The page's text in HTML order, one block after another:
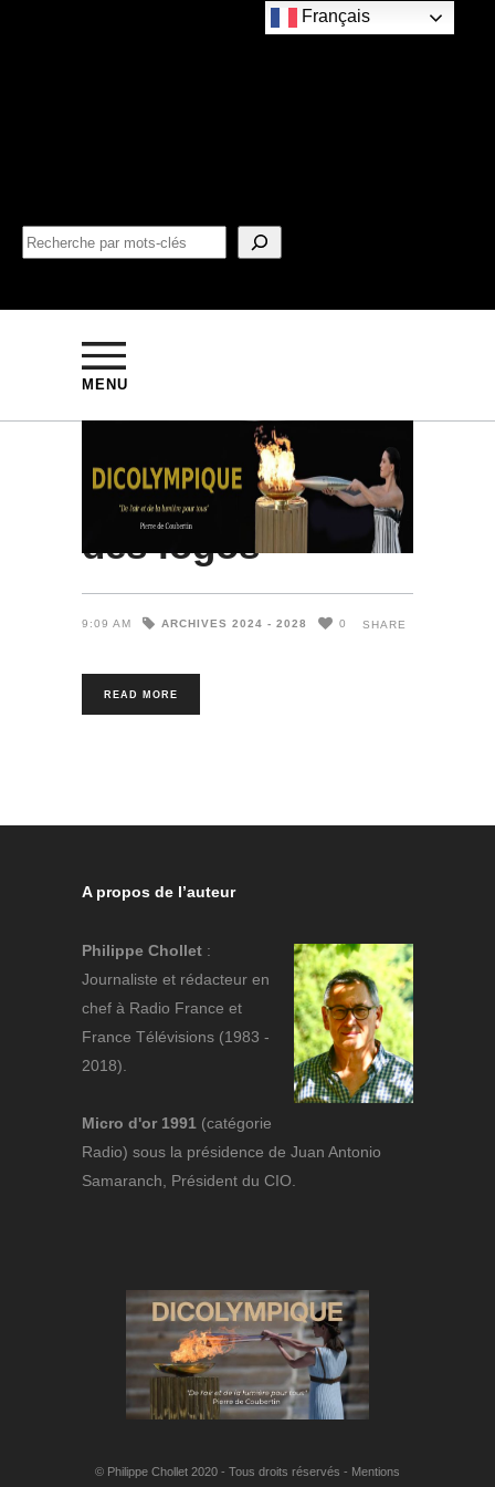
MENU
Futura remporte
la compétition
des logos
9:09 AM ARCHIVES 2024 - 2028 0 SHARE
READ MORE
A propos de l’auteur
Philippe Chollet :
Journaliste et rédacteur en
chef à Radio France et
France Télévisions (1983 -
2018).
Micro d'or 1991 (catégorie
Radio) sous la présidence de Juan Antonio
Samaranch, Président du CIO.
© Philippe Chollet 2020 - Tous droits réservés - Mentions
Français